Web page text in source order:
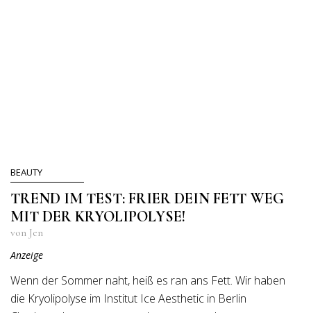
BEAUTY
TREND IM TEST: FRIER DEIN FETT WEG
MIT DER KRYOLIPOLYSE!
von Jen
Anzeige
Wenn der Sommer naht, heiß es ran ans Fett. Wir haben
die Kryolipolyse im Institut Ice Aesthetic in Berlin